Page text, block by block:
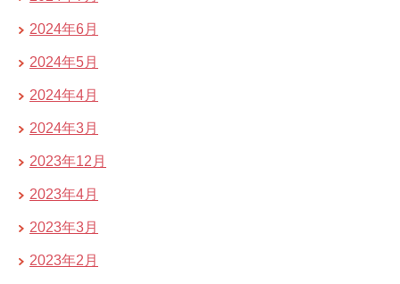
2024年6月
2024年5月
2024年4月
2024年3月
2023年12月
2023年4月
2023年3月
2023年2月